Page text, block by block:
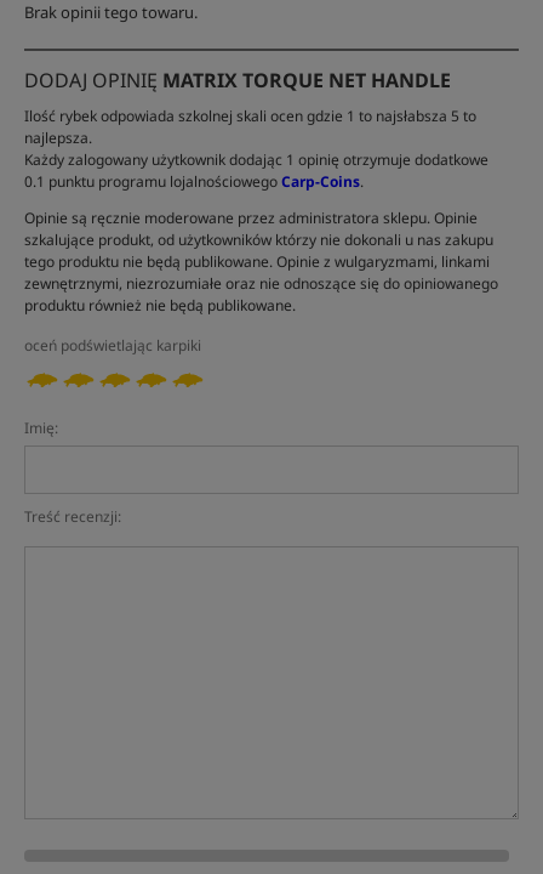
Brak opinii tego towaru.
DODAJ OPINIĘ MATRIX TORQUE NET HANDLE
Ilość rybek odpowiada szkolnej skali ocen gdzie 1 to najsłabsza 5 to
najlepsza.
Każdy zalogowany użytkownik dodając 1 opinię otrzymuje dodatkowe
0.1 punktu programu lojalnościowegoCarp-Coins.
Opinie są ręcznie moderowane przez administratora sklepu. Opinie
szkalujące produkt, od użytkowników którzy nie dokonali u nas zakupu
tego produktu nie będą publikowane. Opinie z wulgaryzmami, linkami
zewnętrznymi, niezrozumiałe oraz nie odnoszące się do opiniowanego
produktu również nie będą publikowane.
oceń podświetlając karpiki
Imię:
Treść recenzji: